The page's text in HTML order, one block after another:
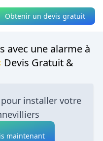
Obtenir un devis gratuit
avec une alarme à
Devis Gratuit &
installer votre
maintenant